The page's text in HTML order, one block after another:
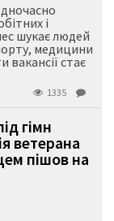
і
шукає людей
медицини
вакансії стає
1335
гімн
ветерана
пішов на